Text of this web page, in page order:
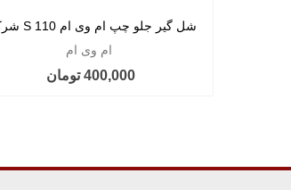
شل گیر جلو چپ ام وی ام 110 S شرکتی
ام وی ام
400,000 تومان